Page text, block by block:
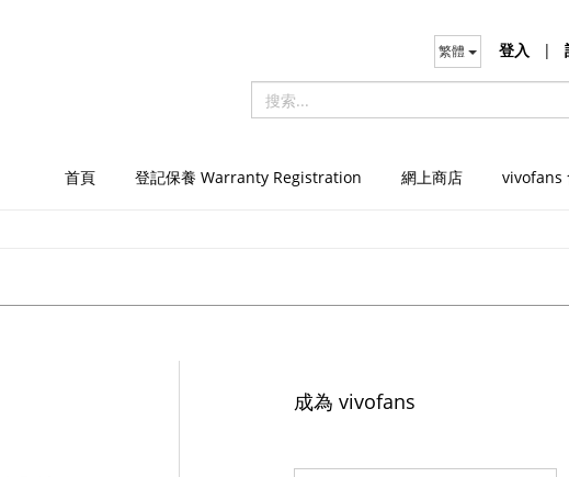
登入 |
繁體
首頁 登記保養 Warranty Registration 網上商店 vivofans
成為 vivofans